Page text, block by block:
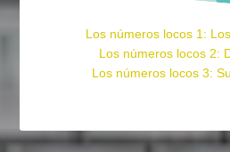
Los números locos 1:
Los números locos 2:
Los números locos 3: